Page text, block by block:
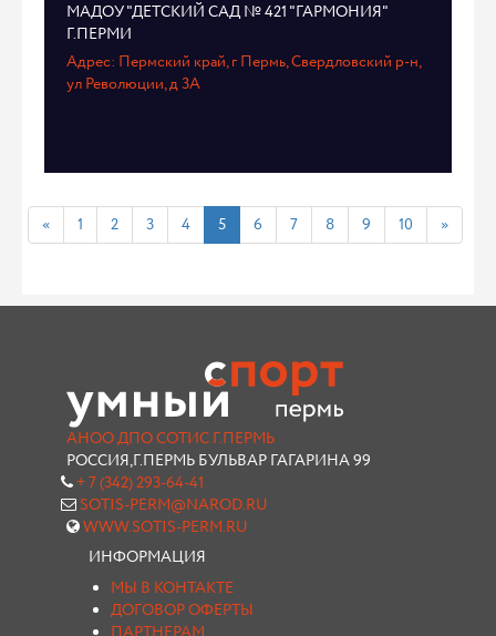
МАДОУ "ДЕТСКИЙ САД № 421 "ГАРМОНИЯ"
Г.ПЕРМИ
Адрес: Пермский край, г Пермь, Свердловский р-н,
ул Революции, д 3А
« 1 2 3 4 5 6 7 8 9 10 »
АНОО ДПО СОТИС Г.ПЕРМЬ
РОССИЯ,Г.ПЕРМЬ БУЛЬВАР ГАГАРИНА 99
+ 7 (342) 293-64-41
SOTIS-PERM@NAROD.RU
WWW.SOTIS-PERM.RU
ИНФОРМАЦИЯ
МЫ В КОНТАКТЕ
ДОГОВОР ОФЕРТЫ